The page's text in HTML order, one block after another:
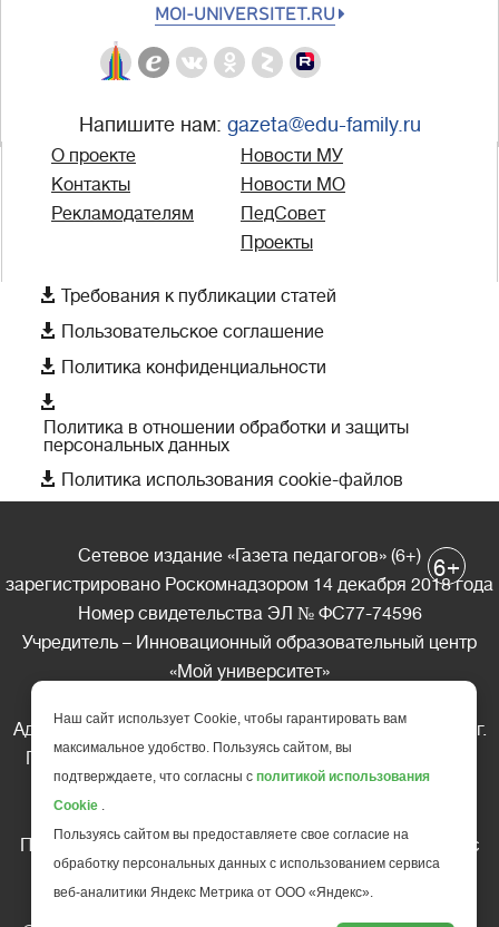
MOI-UNIVERSITET.RU
Напишите нам: gazeta@edu-family.ru
О проекте
Контакты
Рекламодателям
Новости МУ
Новости МО
ПедСовет
Проекты
 Требования к публикации статей
 Пользовательское соглашение
 Политика конфиденциальности

Политика в отношении обработки и защиты
персональных данных
 Политика использования cookie-файлов
Сетевое издание «Газета педагогов» (6+)
зарегистрировано Роскомнадзором 14 декабря 2018 года
Номер свидетельства ЭЛ № ФС77-74596
Учредитель – Инновационный образовательный центр
«Мой университет»
Адрес редакции: 185035 Россия, Республика Карелия, г.
Петрозаводск, ул. Фридриха Энгельса д.10, офис 211
Телефон редакции: +7 (499) 685-10-45
Перепечатка материалов газеты допускается только c
письменного разрешения редакции
Ссылка на «Газету педагогов» обязательна.
6+
Наш сайт использует Cookie, чтобы гарантировать вам
максимальное удобство. Пользуясь сайтом, вы
подтверждаете, что согласны с политикой использования
Cookie .
Пользуясь сайтом вы предоставляете свое согласие на
обработку персональных данных с использованием сервиса
веб-аналитики Яндекс Метрика от ООО «Яндекс».